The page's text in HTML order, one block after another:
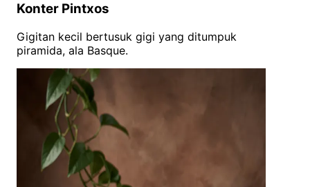
Konter Pintxos
Gigitan kecil bertusuk gigi yang ditumpuk
piramida, ala Basque.